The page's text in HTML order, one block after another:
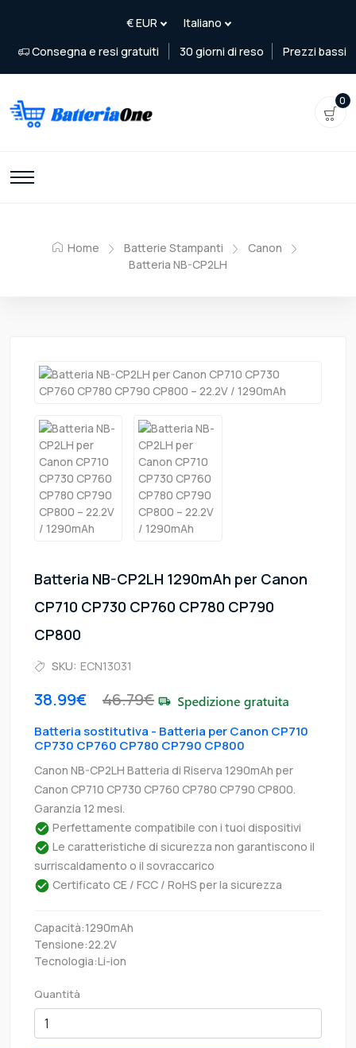
Consegna e resi gratuiti 30 giorni di reso Prezzi bassi
0
Home Batterie Stampanti
Canon
Batteria NB-CP2LH
Batteria NB-CP2LH 1290mAh per Canon
CP710 CP730 CP760 CP780 CP790
CP800
SKU: ECN13031
38.99€ 46.79€
Batteria sostitutiva - Batteria per Canon CP710
CP730 CP760 CP780 CP790 CP800
Canon NB-CP2LH Batteria di Riserva 1290mAh per
Canon CP710 CP730 CP760 CP780 CP790 CP800.
Garanzia 12 mesi.
Perfettamente compatibile con i tuoi dispositivi
Le caratteristiche di sicurezza non garantiscono il
surriscaldamento o il sovraccarico
Certificato CE / FCC / RoHS per la sicurezza
Capacità:1290mAh
Tensione:22.2V
Tecnologia:Li-ion
Quantità